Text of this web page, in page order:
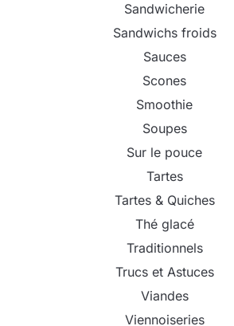
Sandwicherie
Sandwichs froids
Sauces
Scones
Smoothie
Soupes
Sur le pouce
Tartes
Tartes & Quiches
Thé glacé
Traditionnels
Trucs et Astuces
Viandes
Viennoiseries